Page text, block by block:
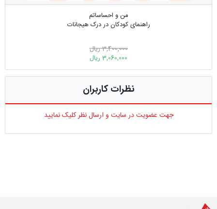
من و احساساتم
راهنمای کودکان در درک هیجانات
3,400,000 ریال
3,060,000 ریال
نظرات کاربران
جهت عضویت در سایت و ارسال نظر کلیک نمایید